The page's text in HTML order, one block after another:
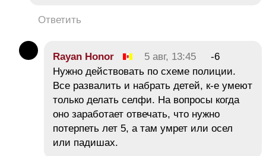
Ответить
Rayan Honor 5 авг, 13:45
-6
Нужно действовать по схеме полиции.
Все развалить и набрать детей, к-е умеют
только делать селфи. На вопросы когда
оно заработает отвечать, что нужно
потерпеть лет 5, а там умрет или осел
или падишах.